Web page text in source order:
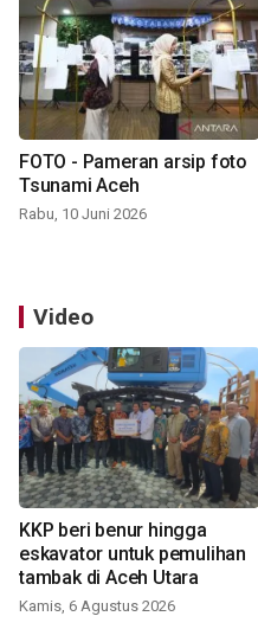
FOTO - Pameran arsip foto
Tsunami Aceh
Rabu, 10 Juni 2026
Video
KKP beri benur hingga
eskavator untuk pemulihan
tambak di Aceh Utara
Kamis, 6 Agustus 2026